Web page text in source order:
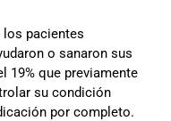
los pacientes
o sanaron sus
19% que previamente
su condición
por completo.